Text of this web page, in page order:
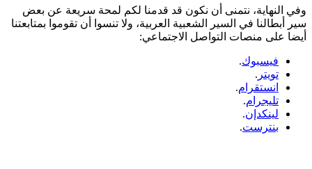
وفي النهاية، نتمنى أن نكون قد قدمنا لكم لمحة سريعة عن بعض
سير أبطالنا في السير الشعبية العربية، ولا تنسوا أن تقوموا بمتابعتنا
أيضا على منصات التواصل الاجتماعي:
فيسبوك.
تويتر .
انستقرام.
تليجرام.
لينكدإن.
بنترست.